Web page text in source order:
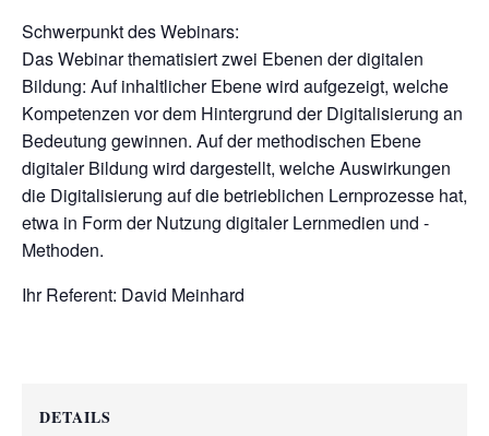
Schwerpunkt des Webinars:
Das Webinar thematisiert zwei Ebenen der digitalen
Bildung: Auf inhaltlicher Ebene wird aufgezeigt, welche
Kompetenzen vor dem Hintergrund der Digitalisierung an
Bedeutung gewinnen. Auf der methodischen Ebene
digitaler Bildung wird dargestellt, welche Auswirkungen
die Digitalisierung auf die betrieblichen Lernprozesse hat,
etwa in Form der Nutzung digitaler Lernmedien und -
Methoden.
Ihr Referent: David Meinhard
DETAILS